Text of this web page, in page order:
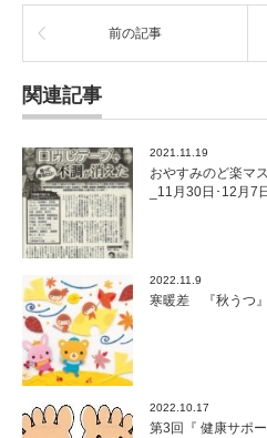
ま
す
前の記事
関連記事
2021.11.19
おやすみのど楽マ
_11月30日･12月7
2022.11.9
寒暖差 『秋うつ
2022.10.17
第3回『 健康サポ